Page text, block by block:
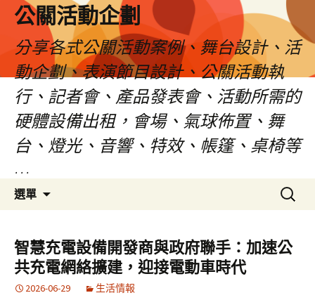
公關活動企劃
分享各式公關活動案例、舞台設計、活
動企劃、表演節目設計、公關活動執
行、記者會、產品發表會、活動所需的
硬體設備出租，會場、氣球佈置、舞
台、燈光、音響、特效、帳篷、桌椅等
…
選單
要
內
容
搜
尋
鍵
字:
智慧充電設備開發商與政府聯手：加速公
共充電網絡擴建，迎接電動車時代
2026-06-29 生活情報